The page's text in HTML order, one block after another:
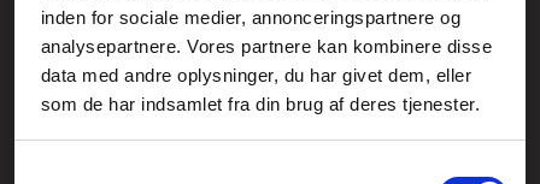
inden for sociale medier, annonceringspartnere og
analysepartnere. Vores partnere kan kombinere disse
data med andre oplysninger, du har givet dem, eller
som de har indsamlet fra din brug af deres tjenester.
Sitemap